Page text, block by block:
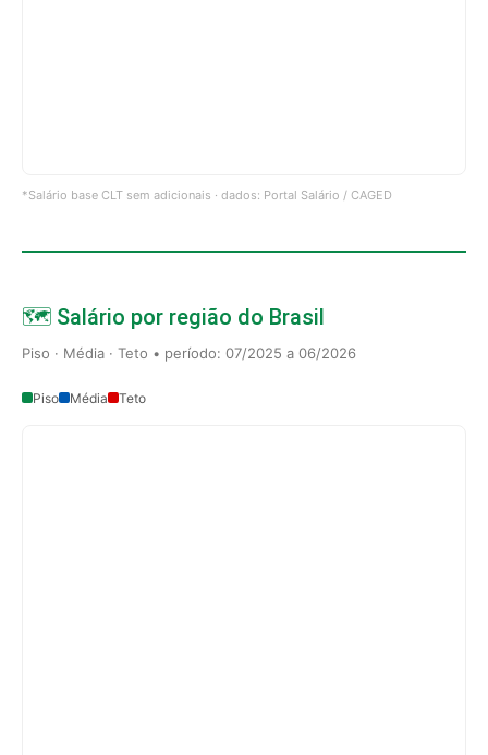
*Salário base CLT sem adicionais · dados: Portal Salário / CAGED
🗺️ Salário por região do Brasil
Piso · Média · Teto • período: 07/2025 a 06/2026
Piso Média Teto